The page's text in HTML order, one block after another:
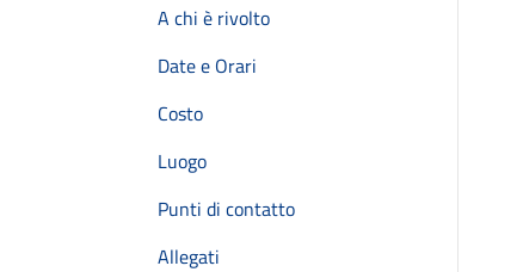
A chi è rivolto
Date e Orari
Costo
Luogo
Punti di contatto
Allegati